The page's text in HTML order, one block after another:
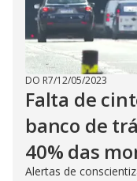
DO R7/12/05/2023
Falta de
banco de
40% das
Alertas de